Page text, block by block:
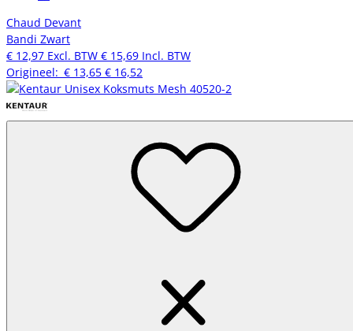
Chaud Devant
Bandi Zwart
€ 12,97 Excl. BTW € 15,69 Incl. BTW
Origineel: € 13,65 € 16,52